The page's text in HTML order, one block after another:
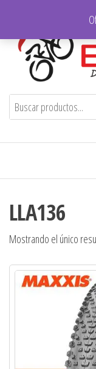
contenido
Bicishop –
LLA136
Mostrando el único